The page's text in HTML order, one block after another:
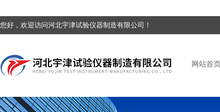
您好，欢迎访问河北宇津试验仪器制造有限公司！
网站首